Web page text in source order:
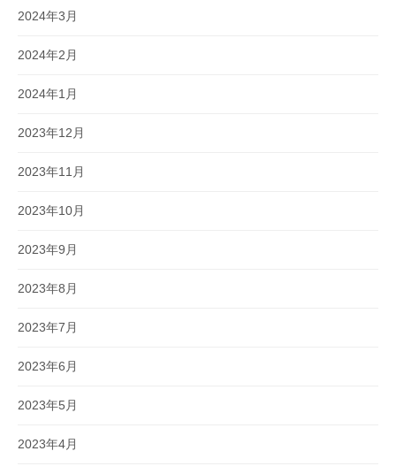
2024年3月
2024年2月
2024年1月
2023年12月
2023年11月
2023年10月
2023年9月
2023年8月
2023年7月
2023年6月
2023年5月
2023年4月